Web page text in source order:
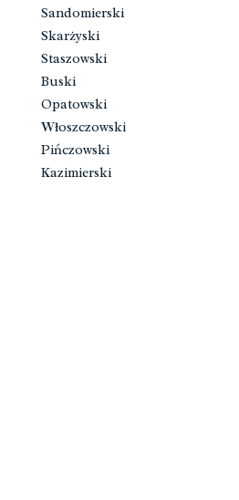
Sandomierski
Skarżyski
Staszowski
Buski
Opatowski
Włoszczowski
Pińczowski
Kazimierski